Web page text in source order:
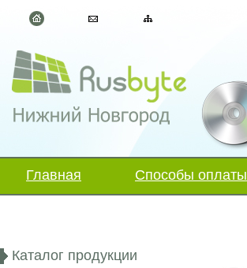
Главная Способы оплаты
Каталог продукции